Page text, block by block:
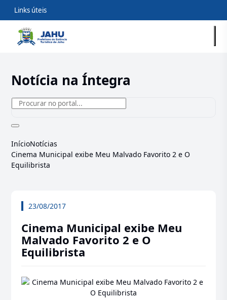
Links úteis
Notícia na Íntegra
InícioNotícias
Cinema Municipal exibe Meu Malvado Favorito 2 e O
Equilibrista
23/08/2017
Cinema Municipal exibe Meu
Malvado Favorito 2 e O
Equilibrista